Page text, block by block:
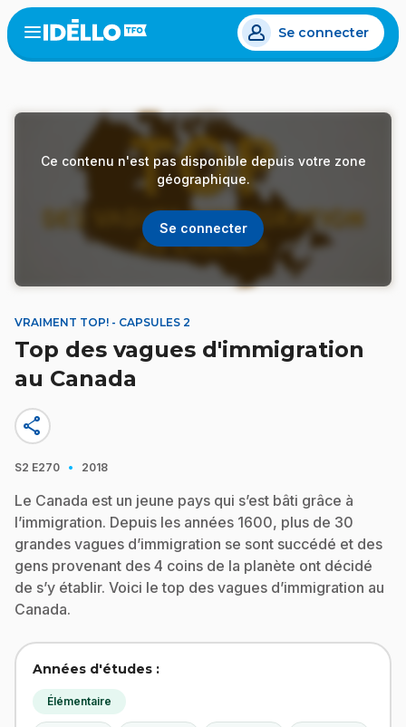
Aller
au
contenu
Open
menu
Se connecter
Ce contenu n'est pas disponible depuis votre zone
géographique.
Se connecter
VRAIMENT TOP! - CAPSULES 2
Top des vagues d'immigration
au Canada
share
S2 E270 · 2018
Le Canada est un jeune pays qui s’est bâti grâce à
l’immigration. Depuis les années 1600, plus de 30
grandes vagues d’immigration se sont succédé et des
gens provenant des 4 coins de la planète ont décidé
de s’y établir. Voici le top des vagues d’immigration au
Canada.
Années d'études :
Élémentaire